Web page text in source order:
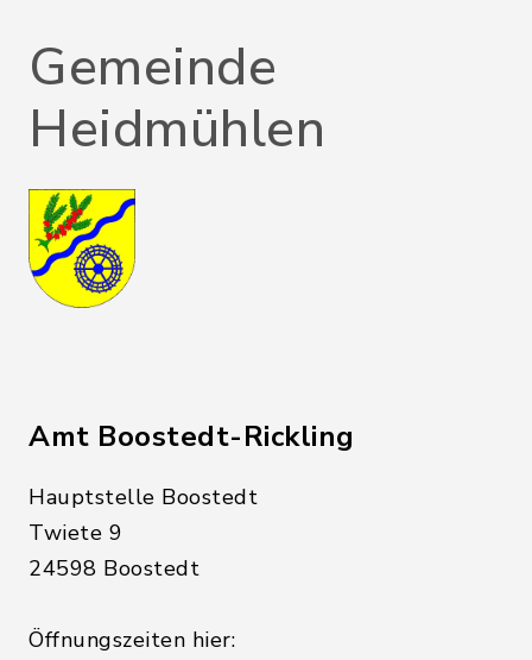
Gemeinde
Heidmühlen
Amt Boostedt-Rickling
Hauptstelle Boostedt
Twiete 9
24598 Boostedt
Öffnungszeiten hier: